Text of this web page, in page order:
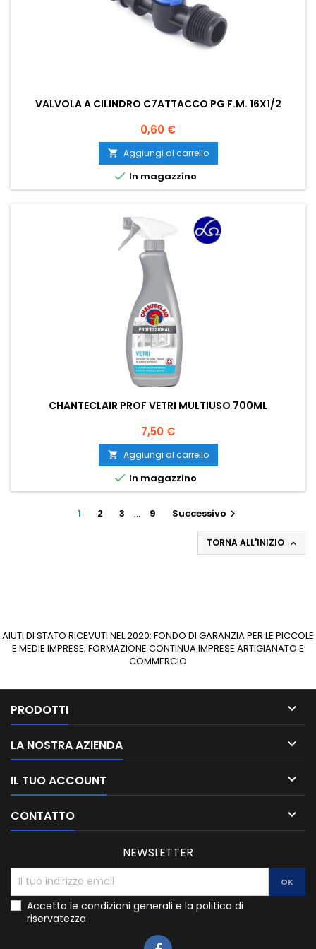
VALVOLA A CILINDRO C7ATTACCO PG F.M. 16X1/2
Prezzo
0,60 €
 Aggiungi al carrello
 In magazzino
CHANTECLAIR PROF VETRI MULTIUSO 700ML
Prezzo
7,50 €
 Aggiungi al carrello
 In magazzino
1 2 3 … 9 Successivo 
TORNA ALL'INIZIO 
AIUTI DI STATO RICEVUTI NEL 2020: FONDO DI GARANZIA PER LE PICCOLE
E MEDIE IMPRESE; FORMAZIONE CONTINUA IMPRESE ARTIGIANATO E
COMMERCIO
PRODOTTI 
LA NOSTRA AZIENDA 
IL TUO ACCOUNT 
CONTATTO 
NEWSLETTER
Accetto le condizioni generali e la politica di
riservatezza